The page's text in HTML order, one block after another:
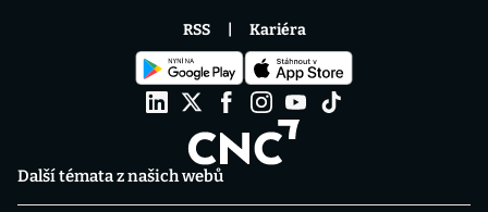
Další témata z našich webů
RSS Kariéra